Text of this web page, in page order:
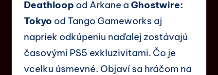
Deathloop od Arkane a Ghostwire:
Tokyo od Tango Gameworks aj
napriek odkúpeniu naďalej zostávajú
časovými PS5 exkluzivitami. Čo je
vcelku úsmevné. Objaví sa hráčom na